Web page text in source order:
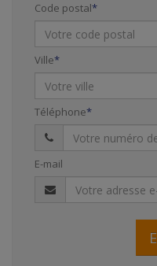
Code postal
Ville
Téléphone
E-mail